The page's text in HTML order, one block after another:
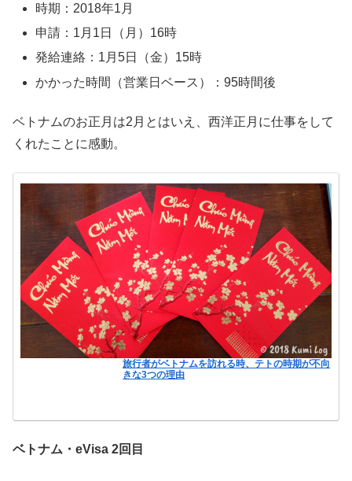
時期：2018年1月
申請：1月1日（月）16時
発給連絡：1月5日（金）15時
かかった時間（営業日ベース）：95時間後
ベトナムのお正月は2月とはいえ、西洋正月に仕事をして
くれたことに感動。
旅行者がベトナムを訪れる時、テトの時期が不向
きな3つの理由
ベトナム・eVisa 2回目